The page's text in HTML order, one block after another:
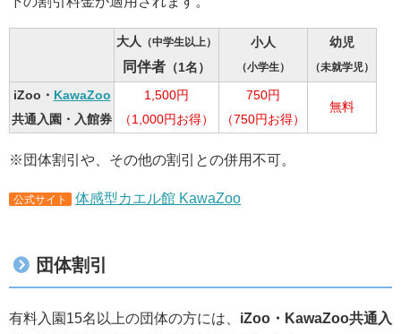
大人 （中学生以上）
同伴者 （1名）
小人
（小学生）
幼児
（未就学児）
iZoo・ KawaZoo
共通入園・入館券
1,500円
（1,000円お得）
750円
（750円お得）
無料
※団体割引や、その他の割引との併用不可。
公式サイト 体感型カエル館 KawaZoo
団体割引
有料入園15名以上の団体の方には、 iZoo・KawaZoo共通入